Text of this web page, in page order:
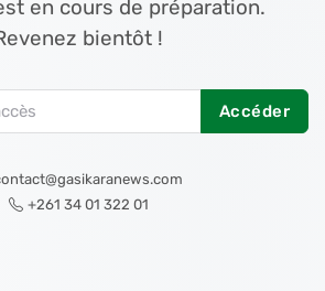
en cours de préparation.
bientôt !
Accéder
+261 34 01 322 01